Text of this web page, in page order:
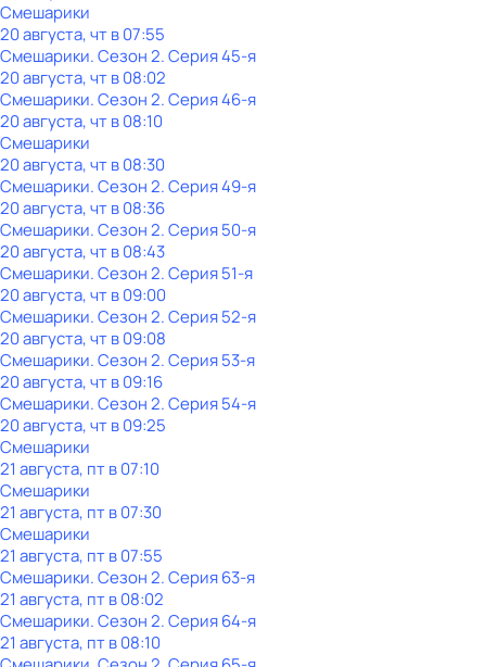
Смешарики
20 августа, чт в 07:55
Смешарики. Сезон 2. Серия 45-я
20 августа, чт в 08:02
Смешарики. Сезон 2. Серия 46-я
20 августа, чт в 08:10
Смешарики
20 августа, чт в 08:30
Смешарики. Сезон 2. Серия 49-я
20 августа, чт в 08:36
Смешарики. Сезон 2. Серия 50-я
20 августа, чт в 08:43
Смешарики. Сезон 2. Серия 51-я
20 августа, чт в 09:00
Смешарики. Сезон 2. Серия 52-я
20 августа, чт в 09:08
Смешарики. Сезон 2. Серия 53-я
20 августа, чт в 09:16
Смешарики. Сезон 2. Серия 54-я
20 августа, чт в 09:25
Смешарики
21 августа, пт в 07:10
Смешарики
21 августа, пт в 07:30
Смешарики
21 августа, пт в 07:55
Смешарики. Сезон 2. Серия 63-я
21 августа, пт в 08:02
Смешарики. Сезон 2. Серия 64-я
21 августа, пт в 08:10